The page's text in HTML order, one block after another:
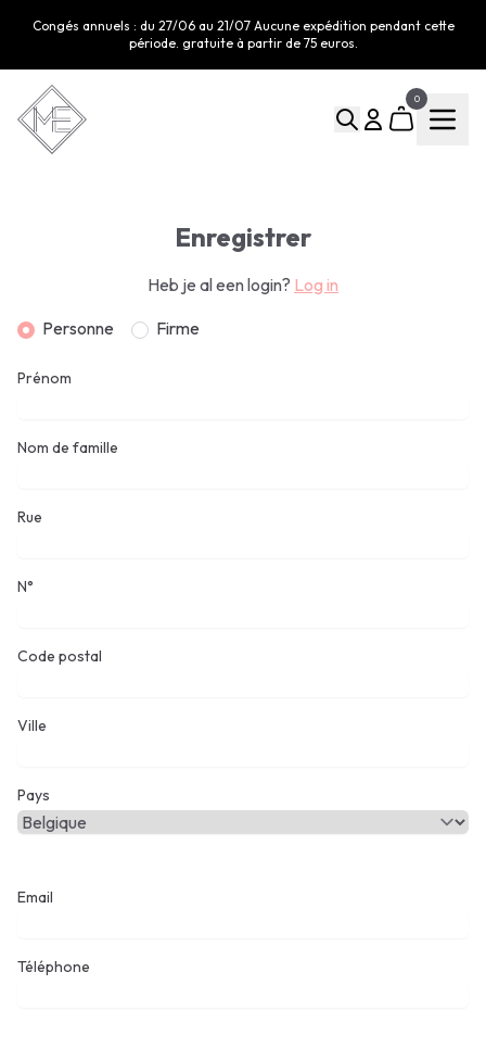
Congés annuels : du 27/06 au 21/07 Aucune expédition pendant cette
période. gratuite à partir de 75 euros.
0
Enregistrer
Heb je al een login? Log in
Personne
Firme
Prénom
Nom de famille
Rue
N°
Code postal
Ville
Pays
Email
Téléphone